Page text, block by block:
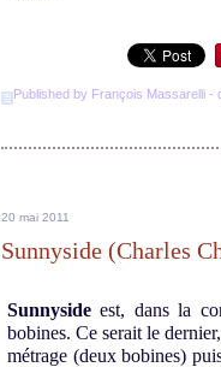
Published by François Massarelli -
20 mai 2011
Sunnyside (Charles
Sunnyside est, dans la
bobines. Ce serait le
métrage (deux bobines)